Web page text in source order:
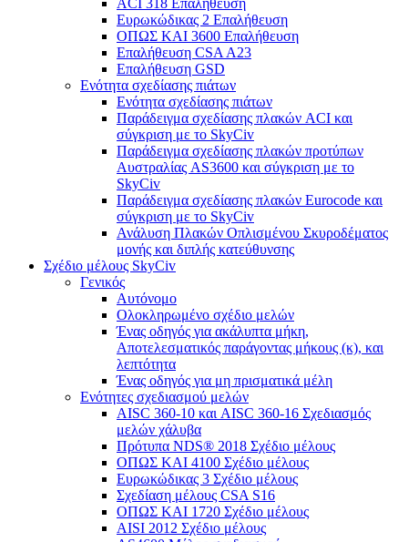
ACI 318 Επαλήθευση
Ευρωκώδικας 2 Επαλήθευση
ΟΠΩΣ ΚΑΙ 3600 Επαλήθευση
Επαλήθευση CSA A23
Επαλήθευση GSD
Ενότητα σχεδίασης πιάτων
Ενότητα σχεδίασης πιάτων
Παράδειγμα σχεδίασης πλακών ACI και
σύγκριση με το SkyCiv
Παράδειγμα σχεδίασης πλακών προτύπων
Αυστραλίας AS3600 και σύγκριση με το
SkyCiv
Παράδειγμα σχεδίασης πλακών Eurocode και
σύγκριση με το SkyCiv
Ανάλυση Πλακών Οπλισμένου Σκυροδέματος
μονής και διπλής κατεύθυνσης
Σχέδιο μέλους SkyCiv
Γενικός
Αυτόνομο
Ολοκληρωμένο σχέδιο μελών
Ένας οδηγός για ακάλυπτα μήκη,
Αποτελεσματικός παράγοντας μήκους (κ), και
λεπτότητα
Ένας οδηγός για μη πρισματικά μέλη
Ενότητες σχεδιασμού μελών
AISC 360-10 και AISC 360-16 Σχεδιασμός
μελών χάλυβα
Πρότυπα NDS® 2018 Σχέδιο μέλους
ΟΠΩΣ ΚΑΙ 4100 Σχέδιο μέλους
Ευρωκώδικας 3 Σχέδιο μέλους
Σχεδίαση μέλους CSA S16
ΟΠΩΣ ΚΑΙ 1720 Σχέδιο μέλους
AISI 2012 Σχέδιο μέλους